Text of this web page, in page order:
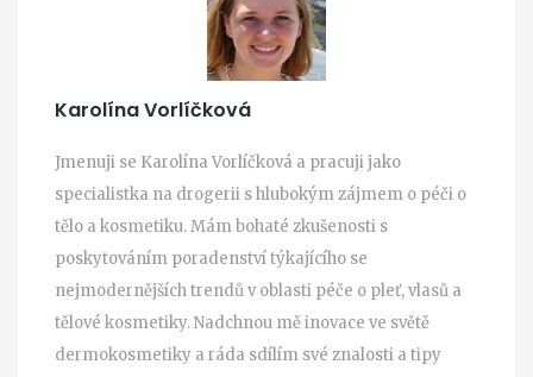
Karolína Vorlíčková
Jmenuji se Karolína Vorlíčková a pracuji jako
specialistka na drogerii s hlubokým zájmem o péči o
tělo a kosmetiku. Mám bohaté zkušenosti s
poskytováním poradenství týkajícího se
nejmodernějších trendů v oblasti péče o pleť, vlasů a
tělové kosmetiky. Nadchnou mě inovace ve světě
dermokosmetiky a ráda sdílím své znalosti a tipy